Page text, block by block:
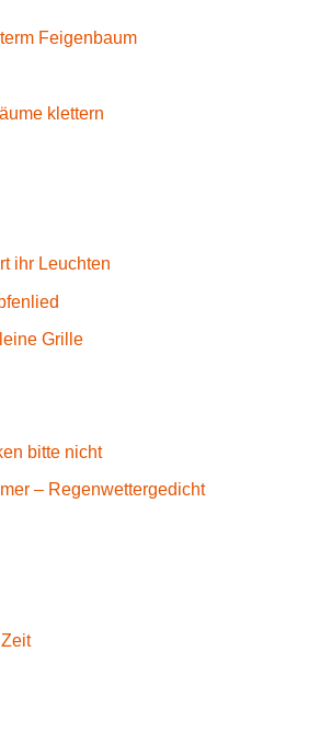
Feigenbaum
klettern
ihr Leuchten
Grille
bitte nicht
– Regenwettergedicht